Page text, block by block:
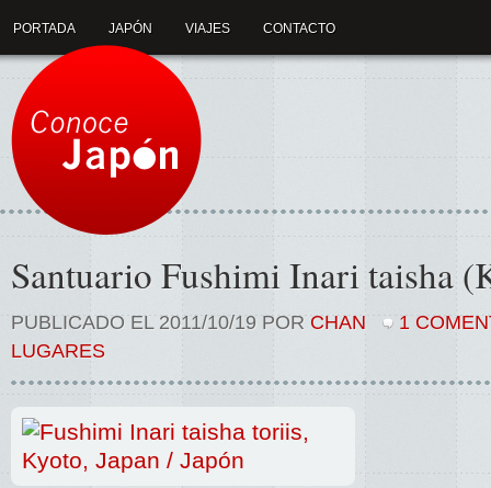
PORTADA JAPÓN VIAJES CONTACTO
Santuario Fushimi Inari taisha
PUBLICADO EL 2011/10/19 POR CHAN
1
LUGARES